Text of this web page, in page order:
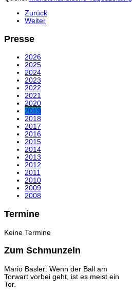
Zurück
Weiter
Presse
2026
2025
2024
2023
2022
2021
2020
2019
2018
2017
2016
2015
2014
2013
2012
2011
2010
2009
2008
Termine
Keine Termine
Zum Schmunzeln
Mario Basler: Wenn der Ball am
Torwart vorbei geht, ist es meist ein
Tor.